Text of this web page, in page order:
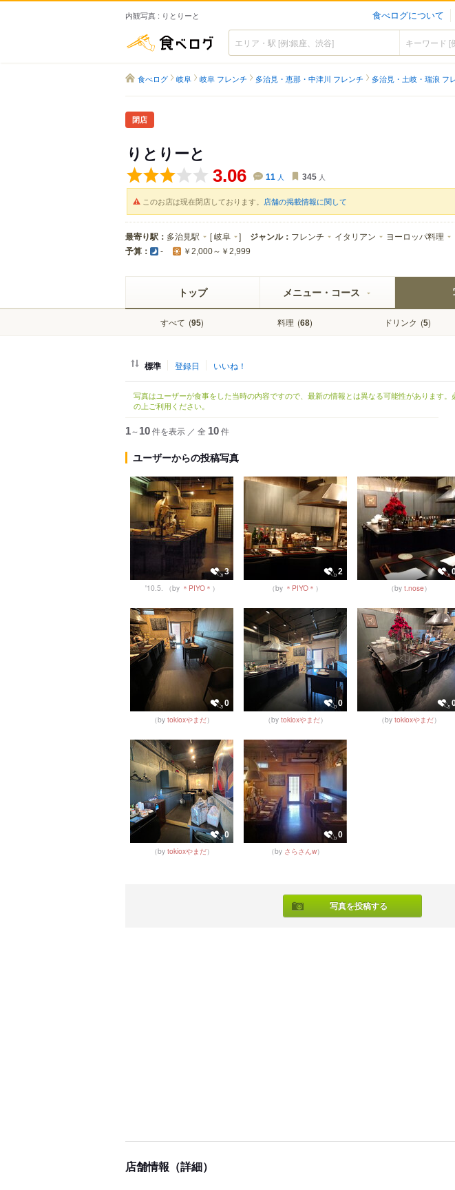
内観写真 : りとりーと 食べログについて
食べログ
食べログ 岐阜 岐阜 フレンチ 多治見・恵那・中津川 フレンチ 多治見・土岐・瑞浪 フ
閉店
りとりーと
3.06 11 人 345 人
このお店は現在閉店しております。 店舗の掲載情報に関して
最寄り駅： 多治見駅 [岐阜 ] ジャンル： フレンチ イタリアン ヨーロッパ料理
予算： - ￥2,000～￥2,999
トップ メニュー・コース
すべて (95) 料理 (68) ドリンク (5)
標準 登録日 いいね！
写真はユーザーが食事をした当時の内容ですので、最新の情報とは異なる可能性があります。
の上ご利用ください。
1～10件を表示 ／ 全 10件
ユーザーからの投稿写真
3
'10.5. （by ＊PIYO＊ ）
2
（by ＊PIYO＊ ） （by t.nose）
0
（by tokioxやまだ）
0
（by tokioxやまだ） （by tokioxやまだ）
0
（by tokioxやまだ）
0
（by さらさんw）
写真を投稿する
店舗情報（詳細）